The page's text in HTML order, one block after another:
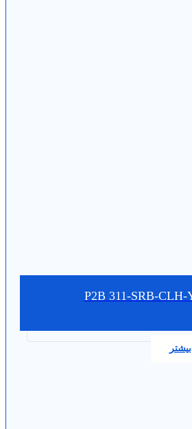
P2B 311-SRB-CLH-